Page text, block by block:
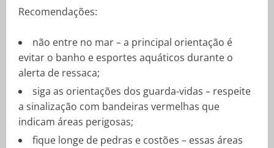
Recomendações:
não entre no mar – a principal orientação é
evitar o banho e esportes aquáticos durante o
alerta de ressaca;
siga as orientações dos guarda-vidas – respeite
a sinalização com bandeiras vermelhas que
indicam áreas perigosas;
fique longe de pedras e costões – essas áreas